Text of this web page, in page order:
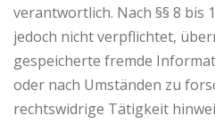
verantwortlich. Nach §§ 8 bis
jedoch nicht verpflichtet,
gespeicherte fremde
oder nach Umständen zu
rechtswidrige Tätigkeit